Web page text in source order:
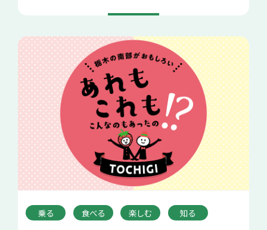
乗る 食べる 楽しむ 知る